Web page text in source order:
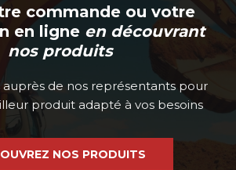
commande ou votre
en ligne en découvrant
nos produits
de nos représentants pour
produit adapté à vos besoins
NOS PRODUITS